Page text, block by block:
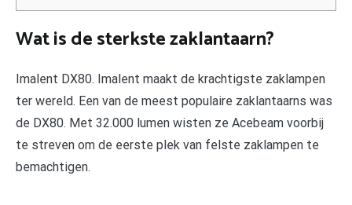
Wat is de sterkste zaklantaarn?
Imalent DX80. Imalent maakt de krachtigste zaklampen
ter wereld. Een van de meest populaire zaklantaarns was
de DX80. Met 32.000 lumen wisten ze Acebeam voorbij
te streven om de eerste plek van felste zaklampen te
bemachtigen.